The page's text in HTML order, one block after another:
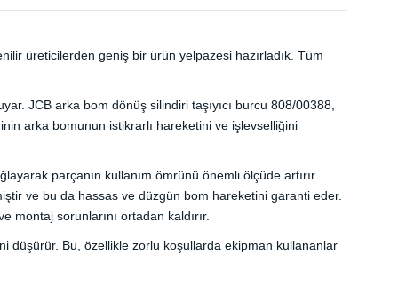
üreticilerden geniş bir ürün yelpazesi hazırladık. Tüm
JCB arka bom dönüş silindiri taşıyıcı burcu 808/00388,
arka bomunun istikrarlı hareketini ve işlevselliğini
parçanın kullanım ömrünü önemli ölçüde artırır.
ve bu da hassas ve düzgün bom hareketini garanti eder.
sorunlarını ortadan kaldırır.
düşürür. Bu, özellikle zorlu koşullarda ekipman kullananlar